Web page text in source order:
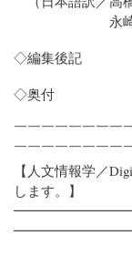
永崎研宣：
◇編集後記
◇奥付
￣￣￣￣￣￣￣￣
￣￣￣￣￣￣￣￣
【人文情報学／
します。】